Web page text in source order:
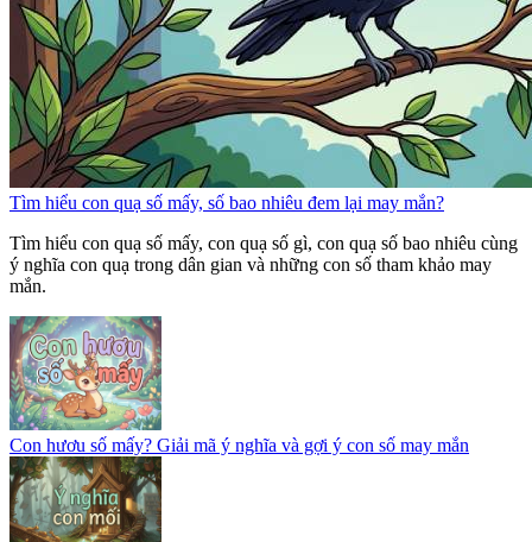
Tìm hiểu con quạ số mấy, số bao nhiêu đem lại may mắn?
Tìm hiểu con quạ số mấy, con quạ số gì, con quạ số bao nhiêu cùng
ý nghĩa con quạ trong dân gian và những con số tham khảo may
mắn.
Con hươu số mấy? Giải mã ý nghĩa và gợi ý con số may mắn